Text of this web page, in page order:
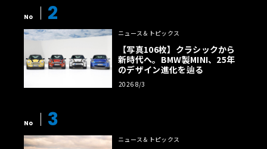
No 2
ニュース＆トピックス
【写真106枚】クラシックから
新時代へ。BMW製MINI、25年
のデザイン進化を辿る
2026 8/3
No 3
ニュース＆トピックス